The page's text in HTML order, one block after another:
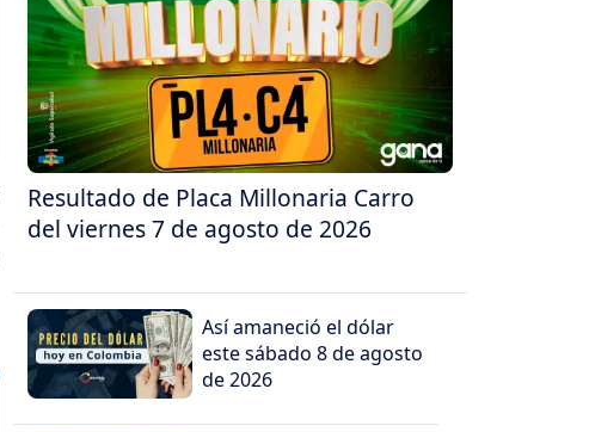
Resultado de Placa Millonaria Carro
del viernes 7 de agosto de 2026
Así amaneció el dólar
este sábado 8 de agosto
de 2026